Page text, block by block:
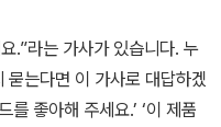
.”라는 가사가 있습니다. 누
는다면 이 가사로 대답하겠
를 좋아해 주세요.’ ‘이 제품